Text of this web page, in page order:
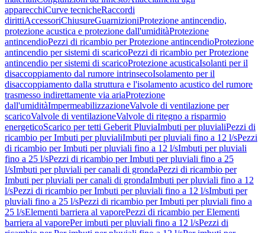
apparecchiCurve tecnicheRaccordi
dirittiAccessoriChiusureGuarnizioniProtezione antincendio,
protezione acustica e protezione dall'umiditàProtezione
antincendioPezzi di ricambio per Protezione antincendioProtezione
antincendio per sistemi di scaricoPezzi di ricambio per Protezione
antincendio per sistemi di scaricoProtezione acusticaIsolanti per il
disaccoppiamento dal rumore intrinsecoIsolamento per il
disaccoppiamento dalla struttura e l'isolamento acustico del rumore
trasmesso indirettamente via ariaProtezione
dall'umiditàImpermeabilizzazioneValvole di ventilazione per
scaricoValvole di ventilazioneValvole di ritegno a risparmio
energeticoScarico per tetti Geberit PluviaImbuti per pluvialiPezzi di
ricambio per Imbuti per pluvialiImbuti per pluviali fino a 12 l/sPezzi
di ricambio per Imbuti per pluviali fino a 12 l/sImbuti per pluviali
fino a 25 l/sPezzi di ricambio per Imbuti per pluviali fino a 25
l/sImbuti per pluviali per canali di grondaPezzi di ricambio per
Imbuti per pluviali per canali di grondaImbuti per pluviali fino a 12
l/sPezzi di ricambio per Imbuti per pluviali fino a 12 l/sImbuti per
pluviali fino a 25 l/sPezzi di ricambio per Imbuti per pluviali fino a
25 l/sElementi barriera al vaporePezzi di ricambio per Elementi
barriera al vaporePer imbuti per pluviali fino a 12 l/sPezzi di